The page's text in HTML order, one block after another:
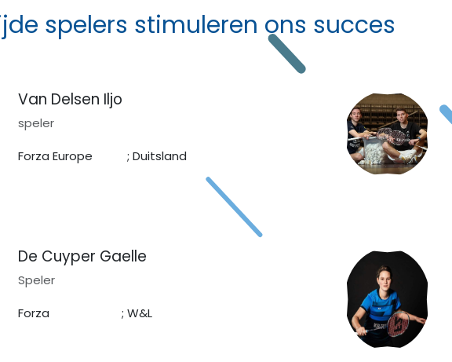
spelers stimuleren ons succes
De Cuyper Gaelle
Speler
Forza ; W&L
Van Delsen Iljo
speler
Forza Europe ; Duitsland